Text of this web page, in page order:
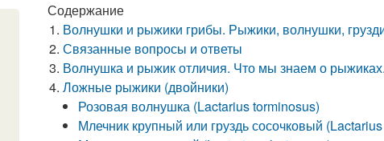
Содержание
Волнушки и рыжики грибы. Рыжики, волнушки,
Связанные вопросы и ответы
Волнушка и рыжик отличия. Что мы знаем о
Ложные рыжики (двойники)
Розовая волнушка (Lactarius torminosus)
Млечник крупный или груздь сосочковый